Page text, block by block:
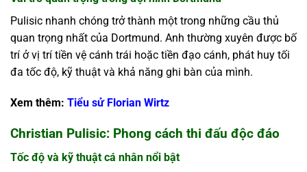
Pulisic nhanh chóng trở thành một trong những cầu thủ
quan trọng nhất của Dortmund. Anh thường xuyên được bố
trí ở vị trí tiền vệ cánh trái hoặc tiền đạo cánh, phát huy tối
đa tốc độ, kỹ thuật và khả năng ghi bàn của mình.
Xem thêm: Tiểu sử Florian Wirtz
Christian Pulisic: Phong cách thi đấu độc đáo
Tốc độ và kỹ thuật cá nhân nổi bật